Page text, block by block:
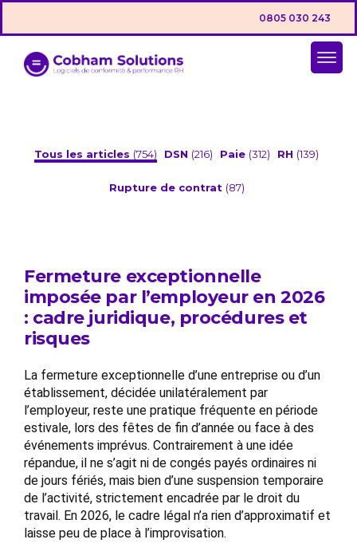
0805 030 243
Tous les articles (754) DSN (216) Paie (312) RH (139)
Rupture de contrat (87)
Fermeture exceptionnelle
imposée par l’employeur en 2026
: cadre juridique, procédures et
risques
La fermeture exceptionnelle d’une entreprise ou d’un
établissement, décidée unilatéralement par
l’employeur, reste une pratique fréquente en période
estivale, lors des fêtes de fin d’année ou face à des
événements imprévus. Contrairement à une idée
répandue, il ne s’agit ni de congés payés ordinaires ni
de jours fériés, mais bien d’une suspension temporaire
de l’activité, strictement encadrée par le droit du
travail. En 2026, le cadre légal n’a rien d’approximatif et
laisse peu de place à l’improvisation.